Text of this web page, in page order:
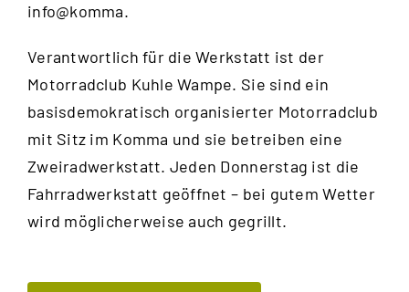
info@komma.
Verantwortlich für die Werkstatt ist der
Motorradclub Kuhle Wampe. Sie sind ein
basisdemokratisch organisierter Motorradclub
mit Sitz im Komma und sie betreiben eine
Zweiradwerkstatt. Jeden Donnerstag ist die
Fahrradwerkstatt geöffnet – bei gutem Wetter
wird möglicherweise auch gegrillt.